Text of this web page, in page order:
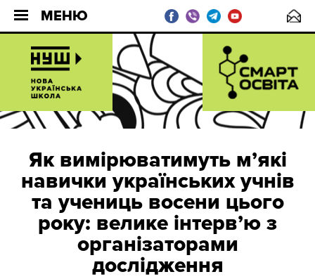
МЕНЮ
Як вимірюватимуть мʼякі
навички українських учнів
та учениць восени цього
року: велике інтервʼю з
організаторами
дослідження